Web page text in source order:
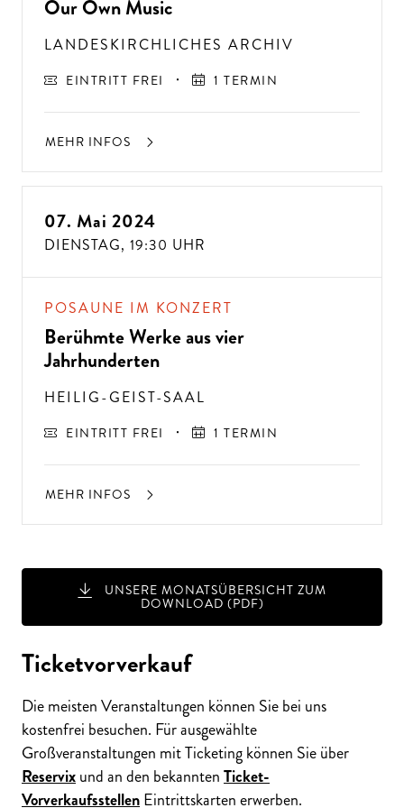
A
USSER
G
EW
Ö
H
N
LIC
H
E K
O
N
ZER
TER
LEBN
ISSE
S
T
E
H
E
N
SI
E
A
U
F
P
E
R
F
O
R
M
A
N
C
E
S
?
Our Own Music
LANDESKIRCHLICHES ARCHIV
EINTRITT FREI 1 TERMIN
MEHR INFOS
07. Mai 2024
DIENSTAG, 19:30 UHR
POSAUNE IM KONZERT
Berühmte Werke aus vier
Jahrhunderten
HEILIG-GEIST-SAAL
EINTRITT FREI 1 TERMIN
MEHR INFOS
UNSERE MONATSÜBERSICHT ZUM
DOWNLOAD (PDF)
Ticketvorverkauf
Die meisten Veranstaltungen können Sie bei uns
kostenfrei besuchen. Für ausgewählte
Großveranstaltungen mit Ticketing können Sie über
Reservixund an den bekanntenTicket-
VorverkaufsstellenEintrittskarten erwerben.